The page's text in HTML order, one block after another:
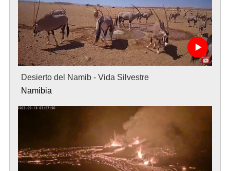
Desierto del Namib - Vida Silvestre
Namibia